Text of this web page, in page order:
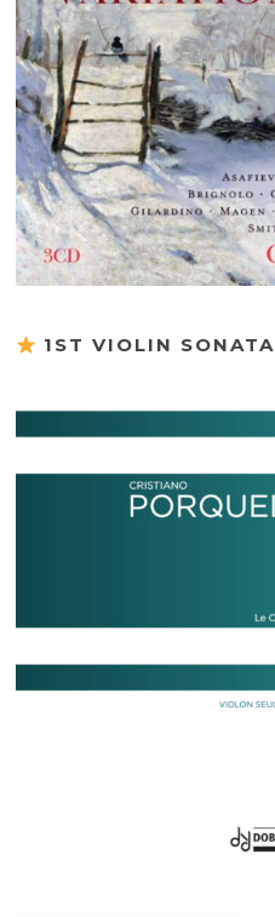
1ST VIOLIN SONATA